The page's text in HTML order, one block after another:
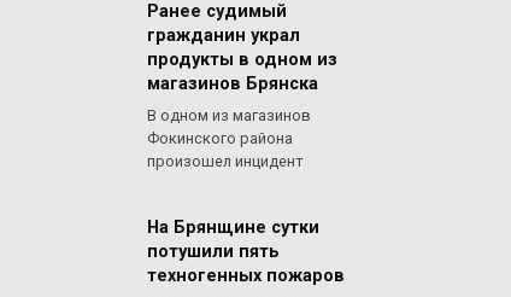
Ранее судимый
гражданин украл
продукты в одном из
магазинов Брянска
В одном из магазинов
Фокинского района
произошел инцидент
На Брянщине сутки
потушили пять
техногенных пожаров